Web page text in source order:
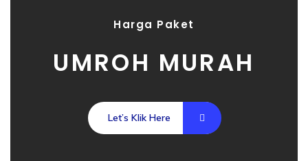
Harga Paket
UMROH MURAH
Let’s Klik Here